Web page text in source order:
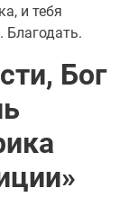
и тебя
Благодать.
Бог